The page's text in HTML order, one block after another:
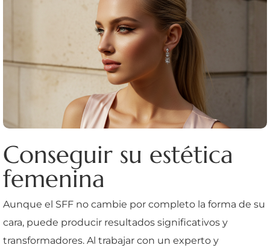
Conseguir su estética
femenina
Aunque el SFF no cambie por completo la forma de su
cara, puede producir resultados significativos y
transformadores. Al trabajar con un experto y